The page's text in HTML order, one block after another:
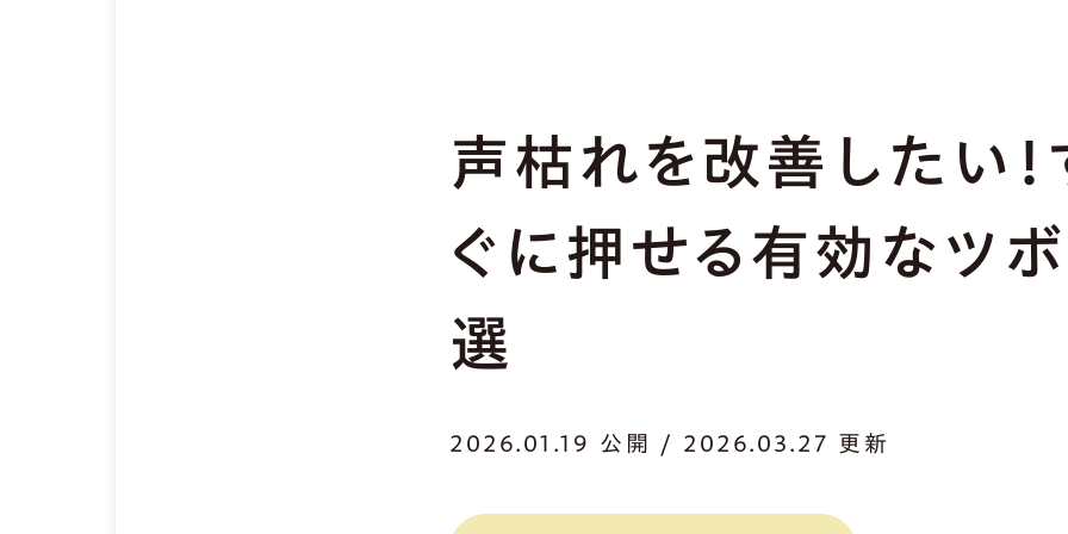
声枯れを改善したい！
ぐに押せる有効なツ
選
2026.01.19 公開 / 2026.03.27 更新